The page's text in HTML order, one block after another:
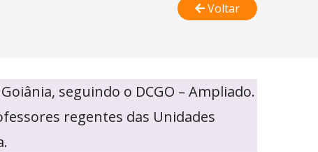
Voltar
seguindo o DCGO – Ampliado.
regentes das Unidades